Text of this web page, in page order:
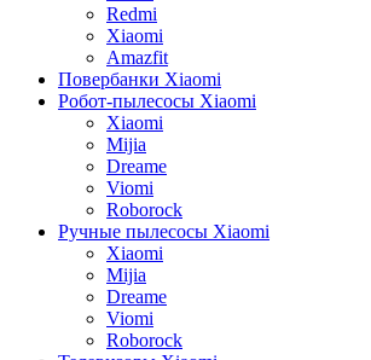
Redmi
Xiaomi
Amazfit
Повербанки Xiaomi
Робот-пылесосы Xiaomi
Xiaomi
Mijia
Dreame
Viomi
Roborock
Ручные пылесосы Xiaomi
Xiaomi
Mijia
Dreame
Viomi
Roborock